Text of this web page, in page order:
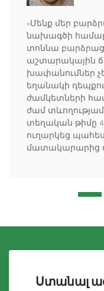
«Մենք մեր
նախագծի համար
տոննա
աշտարակային
խափանումներ
եղանակի
ժամկետների
ժամ
տեղական թիմը
ուղարկեց
մատակարարից
Ստանալ